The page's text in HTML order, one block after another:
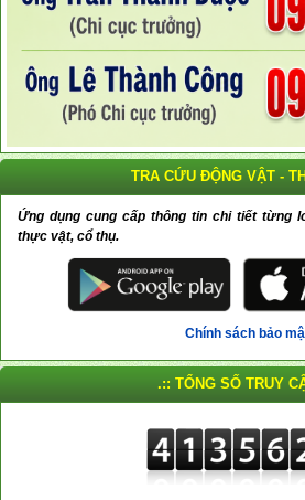
TRA CỨU ĐỘNG VẬT -
Ứng dụng cung cấp thông tin chi tiết từng
thực vật, cổ thụ.
Chính sách bảo
.:: TỔNG SỐ TRUY